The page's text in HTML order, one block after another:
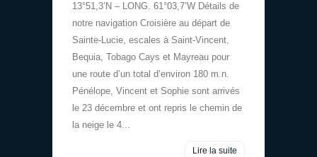
13°51,3’N – LONG. 61°03,7’W Détails de
notre navigation Croisière au départ de
Sainte-Lucie, escales à Saint-Vincent,
Bequia, Tobago Cays et Mayreau pour
une route d’un total d’environ 180 m.n.
Pénélope, Vincent et Sophie sont arrivés
le 23 décembre et ont repris le chemin de
la neige le 4...
Lire la suite